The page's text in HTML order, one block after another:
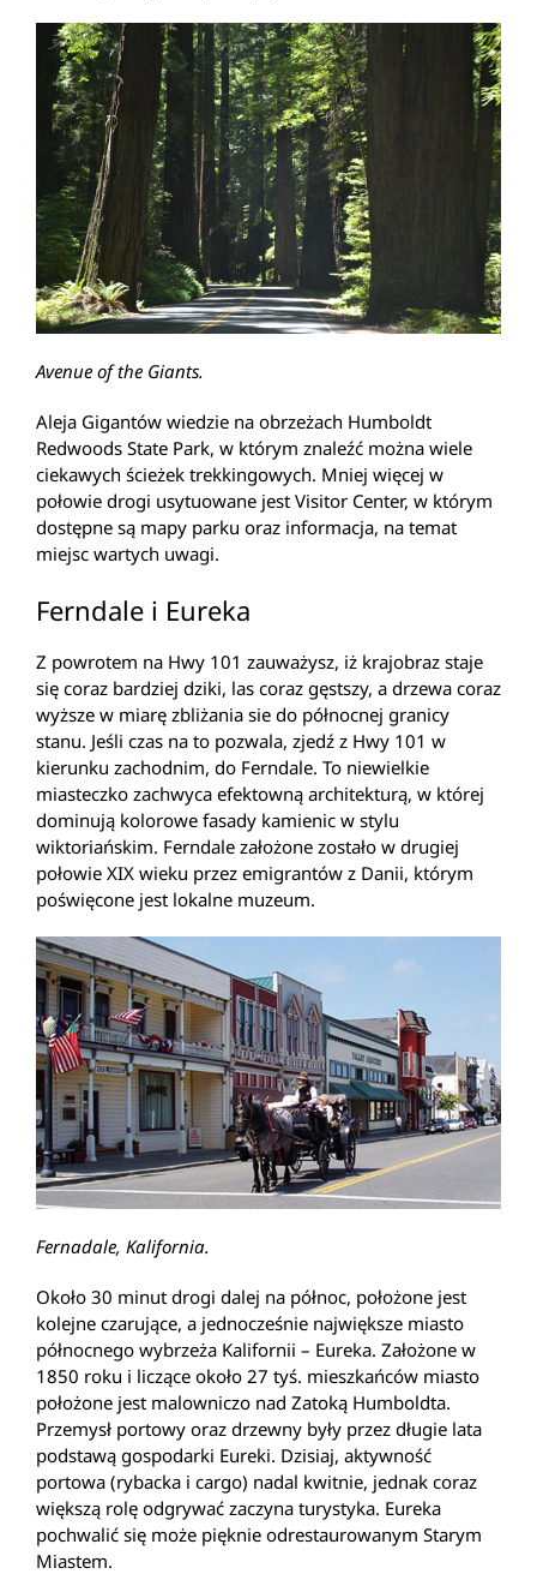
Avenue of the Giants.
Aleja Gigantów wiedzie na obrzeżach Humboldt
Redwoods State Park, w którym znaleźć można wiele
ciekawych ścieżek trekkingowych. Mniej więcej w
połowie drogi usytuowane jest Visitor Center, w którym
dostępne są mapy parku oraz informacja, na temat
miejsc wartych uwagi.
Ferndale i Eureka
Z powrotem na Hwy 101 zauważysz, iż krajobraz staje
się coraz bardziej dziki, las coraz gęstszy, a drzewa coraz
wyższe w miarę zbliżania sie do północnej granicy
stanu. Jeśli czas na to pozwala, zjedź z Hwy 101 w
kierunku zachodnim, do Ferndale. To niewielkie
miasteczko zachwyca efektowną architekturą, w której
dominują kolorowe fasady kamienic w stylu
wiktoriańskim. Ferndale założone zostało w drugiej
połowie XIX wieku przez emigrantów z Danii, którym
poświęcone jest lokalne muzeum.
Fernadale, Kalifornia.
Około 30 minut drogi dalej na północ, położone jest
kolejne czarujące, a jednocześnie największe miasto
północnego wybrzeża Kalifornii – Eureka. Założone w
1850 roku i liczące około 27 tyś. mieszkańców miasto
położone jest malowniczo nad Zatoką Humboldta.
Przemysł portowy oraz drzewny były przez długie lata
podstawą gospodarki Eureki. Dzisiaj, aktywność
portowa (rybacka i cargo) nadal kwitnie, jednak coraz
większą rolę odgrywać zaczyna turystyka. Eureka
pochwalić się może pięknie odrestaurowanym Starym
Miastem.